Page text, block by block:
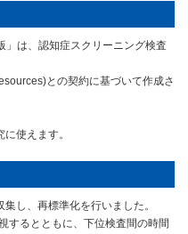
」は、認知症スクリーニング検査
との契約に基づいて作成さ
使えます。
し、再標準化を行いました。
するとともに、下位検査間の時間